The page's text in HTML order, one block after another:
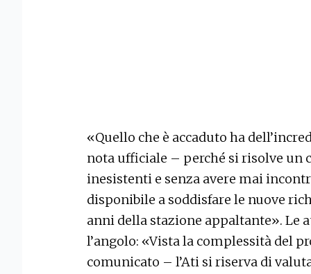
«Quello che è accaduto ha
nota ufficiale – perché si risolve un
inesistenti e senza avere mai
disponibile a soddisfare le nuove
anni della stazione appaltante». Le
l’angolo: «Vista la complessità del
comunicato – l’Ati si riserva di